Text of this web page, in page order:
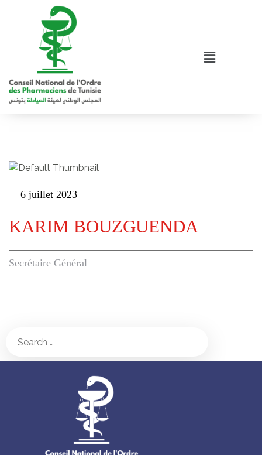
6 juillet 2023
KARIM BOUZGUENDA
Secrétaire Général